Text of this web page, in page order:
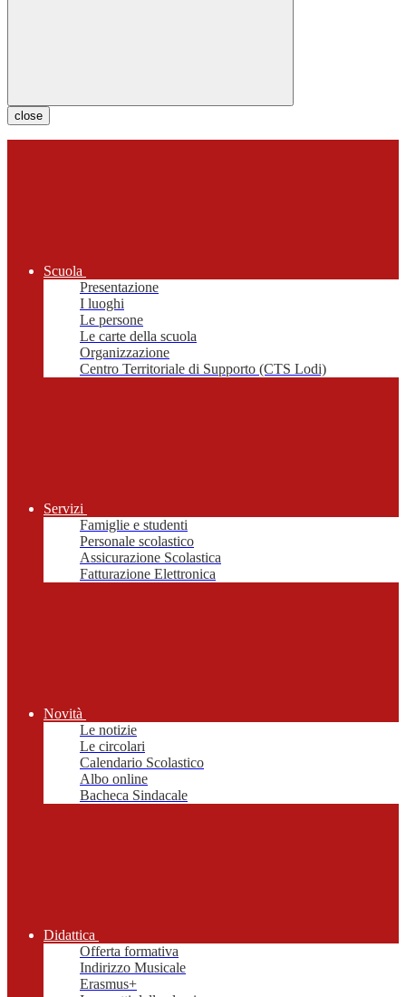
close
Scuola
Presentazione
I luoghi
Le persone
Le carte della scuola
Organizzazione
Centro Territoriale di Supporto (CTS Lodi)
Servizi
Famiglie e studenti
Personale scolastico
Assicurazione Scolastica
Fatturazione Elettronica
Novità
Le notizie
Le circolari
Calendario Scolastico
Albo online
Bacheca Sindacale
Didattica
Offerta formativa
Indirizzo Musicale
Erasmus+